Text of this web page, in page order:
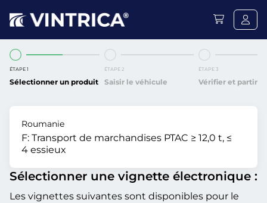
ÉTAPE 1
Sélectionner un produit
ÉTAPE 2
Saisir le véhicule
ÉTAPE 3
Vérifier et partir
Roumanie
F: Transport de marchandises PTAC ≥ 12,0 t, ≤
4 essieux
Sélectionner une vignette électronique :
Les vignettes suivantes sont disponibles pour le